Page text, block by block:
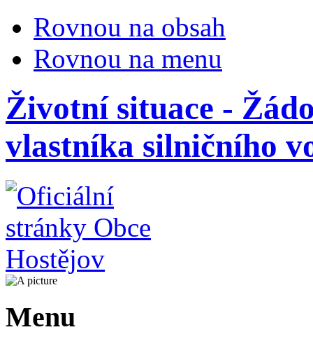
Rovnou na obsah
Rovnou na menu
Životní situace -
vlastníka silničního
Menu